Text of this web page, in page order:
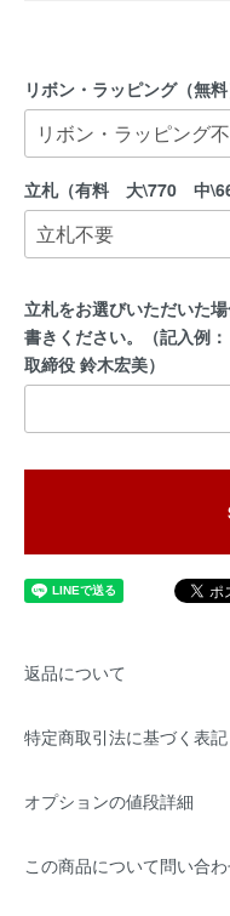
リボン・ラッピング（無料
立札（有料 大\770 中
立札をお選びいただいた
書きください。（記入例
取締役 鈴木宏美）
返品について
特定商取引法に基づく表記
オプションの値段詳細
この商品について問い合